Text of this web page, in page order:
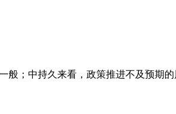
；中持久来看，政策推进不及预期